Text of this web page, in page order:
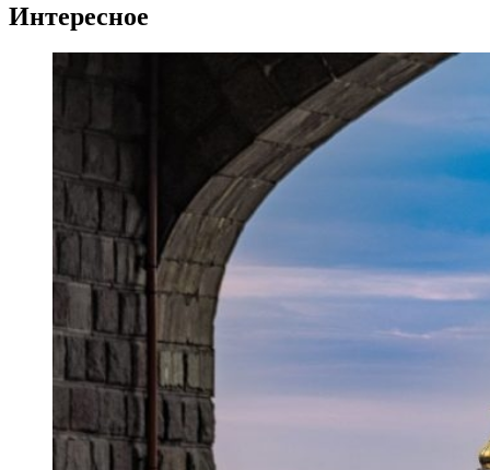
Интересное